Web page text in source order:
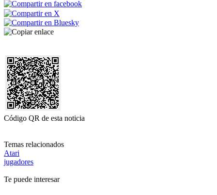
Código QR de esta noticia
Temas relacionados
Atari
jugadores
Te puede interesar